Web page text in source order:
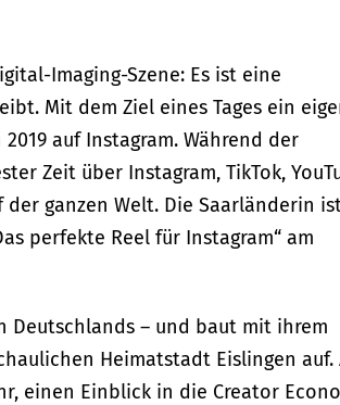
Imaging-Szene: Es ist eine
Mit dem Ziel eines Tages ein
auf Instagram. Während der
Zeit über Instagram, TikTok,
ganzen Welt. Die Saarländerin
perfekte Reel für Instagram“ am
Deutschlands – und baut mit ihrem
Heimatstadt Eislingen auf.
einen Einblick in die Creator